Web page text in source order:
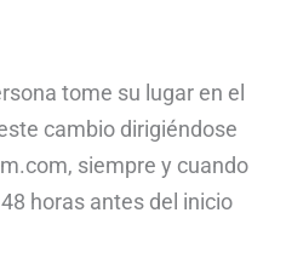
tome su lugar en el
cambio dirigiéndose
siempre y cuando
horas antes del inicio